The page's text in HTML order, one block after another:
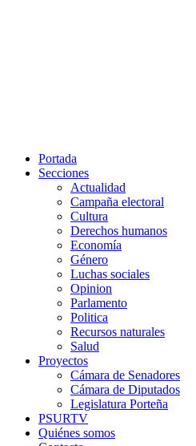
Portada
Secciones
Actualidad
Campaña electoral
Cultura
Derechos humanos
Economía
Género
Luchas sociales
Opinion
Parlamento
Politica
Recursos naturales
Salud
Proyectos
Cámara de Senadores
Cámara de Diputados
Legislatura Porteña
PSURTV
Quiénes somos